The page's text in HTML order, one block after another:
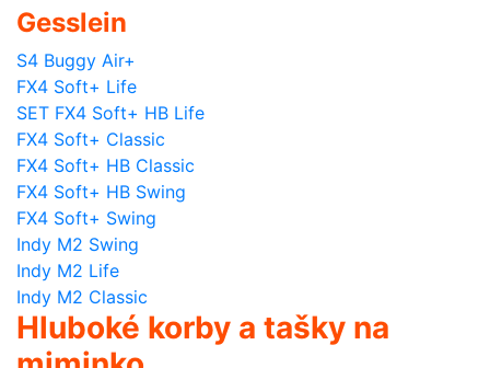
Gesslein
S4 Buggy Air+
FX4 Soft+ Life
SET FX4 Soft+ HB Life
FX4 Soft+ Classic
FX4 Soft+ HB Classic
FX4 Soft+ HB Swing
FX4 Soft+ Swing
Indy M2 Swing
Indy M2 Life
Indy M2 Classic
Hluboké korby a tašky na